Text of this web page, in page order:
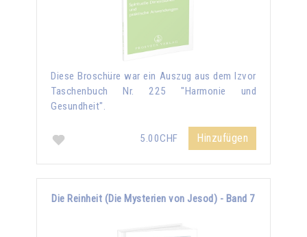
Diese Broschüre war ein Auszug aus dem Izvor
Taschenbuch Nr. 225 "Harmonie und
Gesundheit".
5.00CHF Hinzufügen
Die Reinheit (Die Mysterien von Jesod) - Band 7